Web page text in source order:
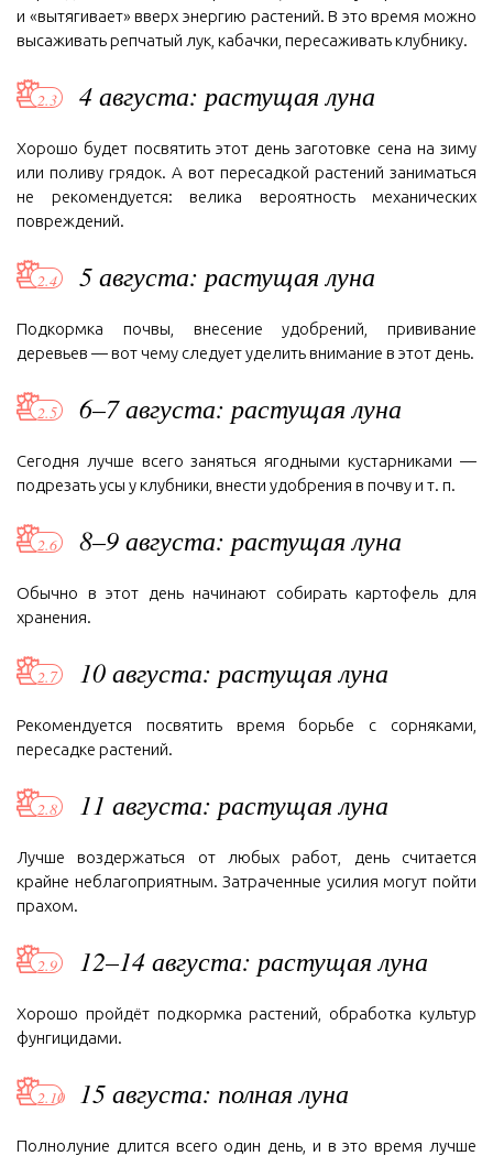
и «вытягивает» вверх энергию растений. В это время можно
высаживать репчатый лук, кабачки, пересаживать клубнику.
4 августа: растущая луна
Хорошо будет посвятить этот день заготовке сена на зиму
или поливу грядок. А вот пересадкой растений заниматься
не рекомендуется: велика вероятность механических
повреждений.
5 августа: растущая луна
Подкормка почвы, внесение удобрений, прививание
деревьев — вот чему следует уделить внимание в этот день.
6–7 августа: растущая луна
Сегодня лучше всего заняться ягодными кустарниками —
подрезать усы у клубники, внести удобрения в почву и т. п.
8–9 августа: растущая луна
Обычно в этот день начинают собирать картофель для
хранения.
10 августа: растущая луна
Рекомендуется посвятить время борьбе с сорняками,
пересадке растений.
11 августа: растущая луна
Лучше воздержаться от любых работ, день считается
крайне неблагоприятным. Затраченные усилия могут пойти
прахом.
12–14 августа: растущая луна
Хорошо пройдёт подкормка растений, обработка культур
фунгицидами.
15 августа: полная луна
Полнолуние длится всего один день, и в это время лучше